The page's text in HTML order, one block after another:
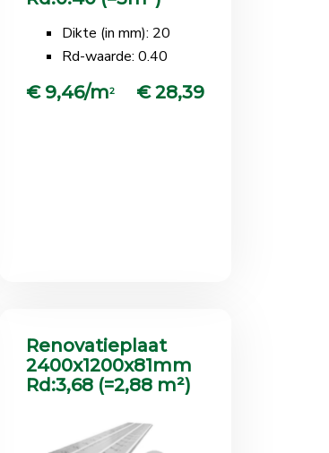
Dikte (in mm): 20
Rd-waarde: 0.40
€ 9,46/m2 € 28,39
Renovatieplaat
2400x1200x81mm
Rd:3,68 (=2,88 m²)